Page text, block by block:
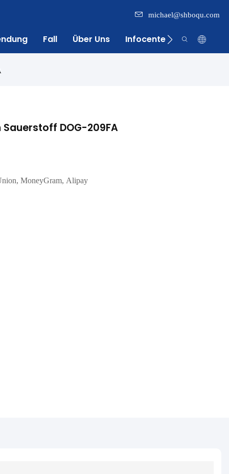
michael@shboqu.com
Fall Über Uns Infocenter Kontakt
DOG-209FA
MoneyGram, Alipay